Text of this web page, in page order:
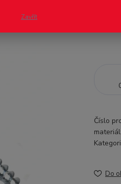
Číslo
materiál:
Do
Zavřít